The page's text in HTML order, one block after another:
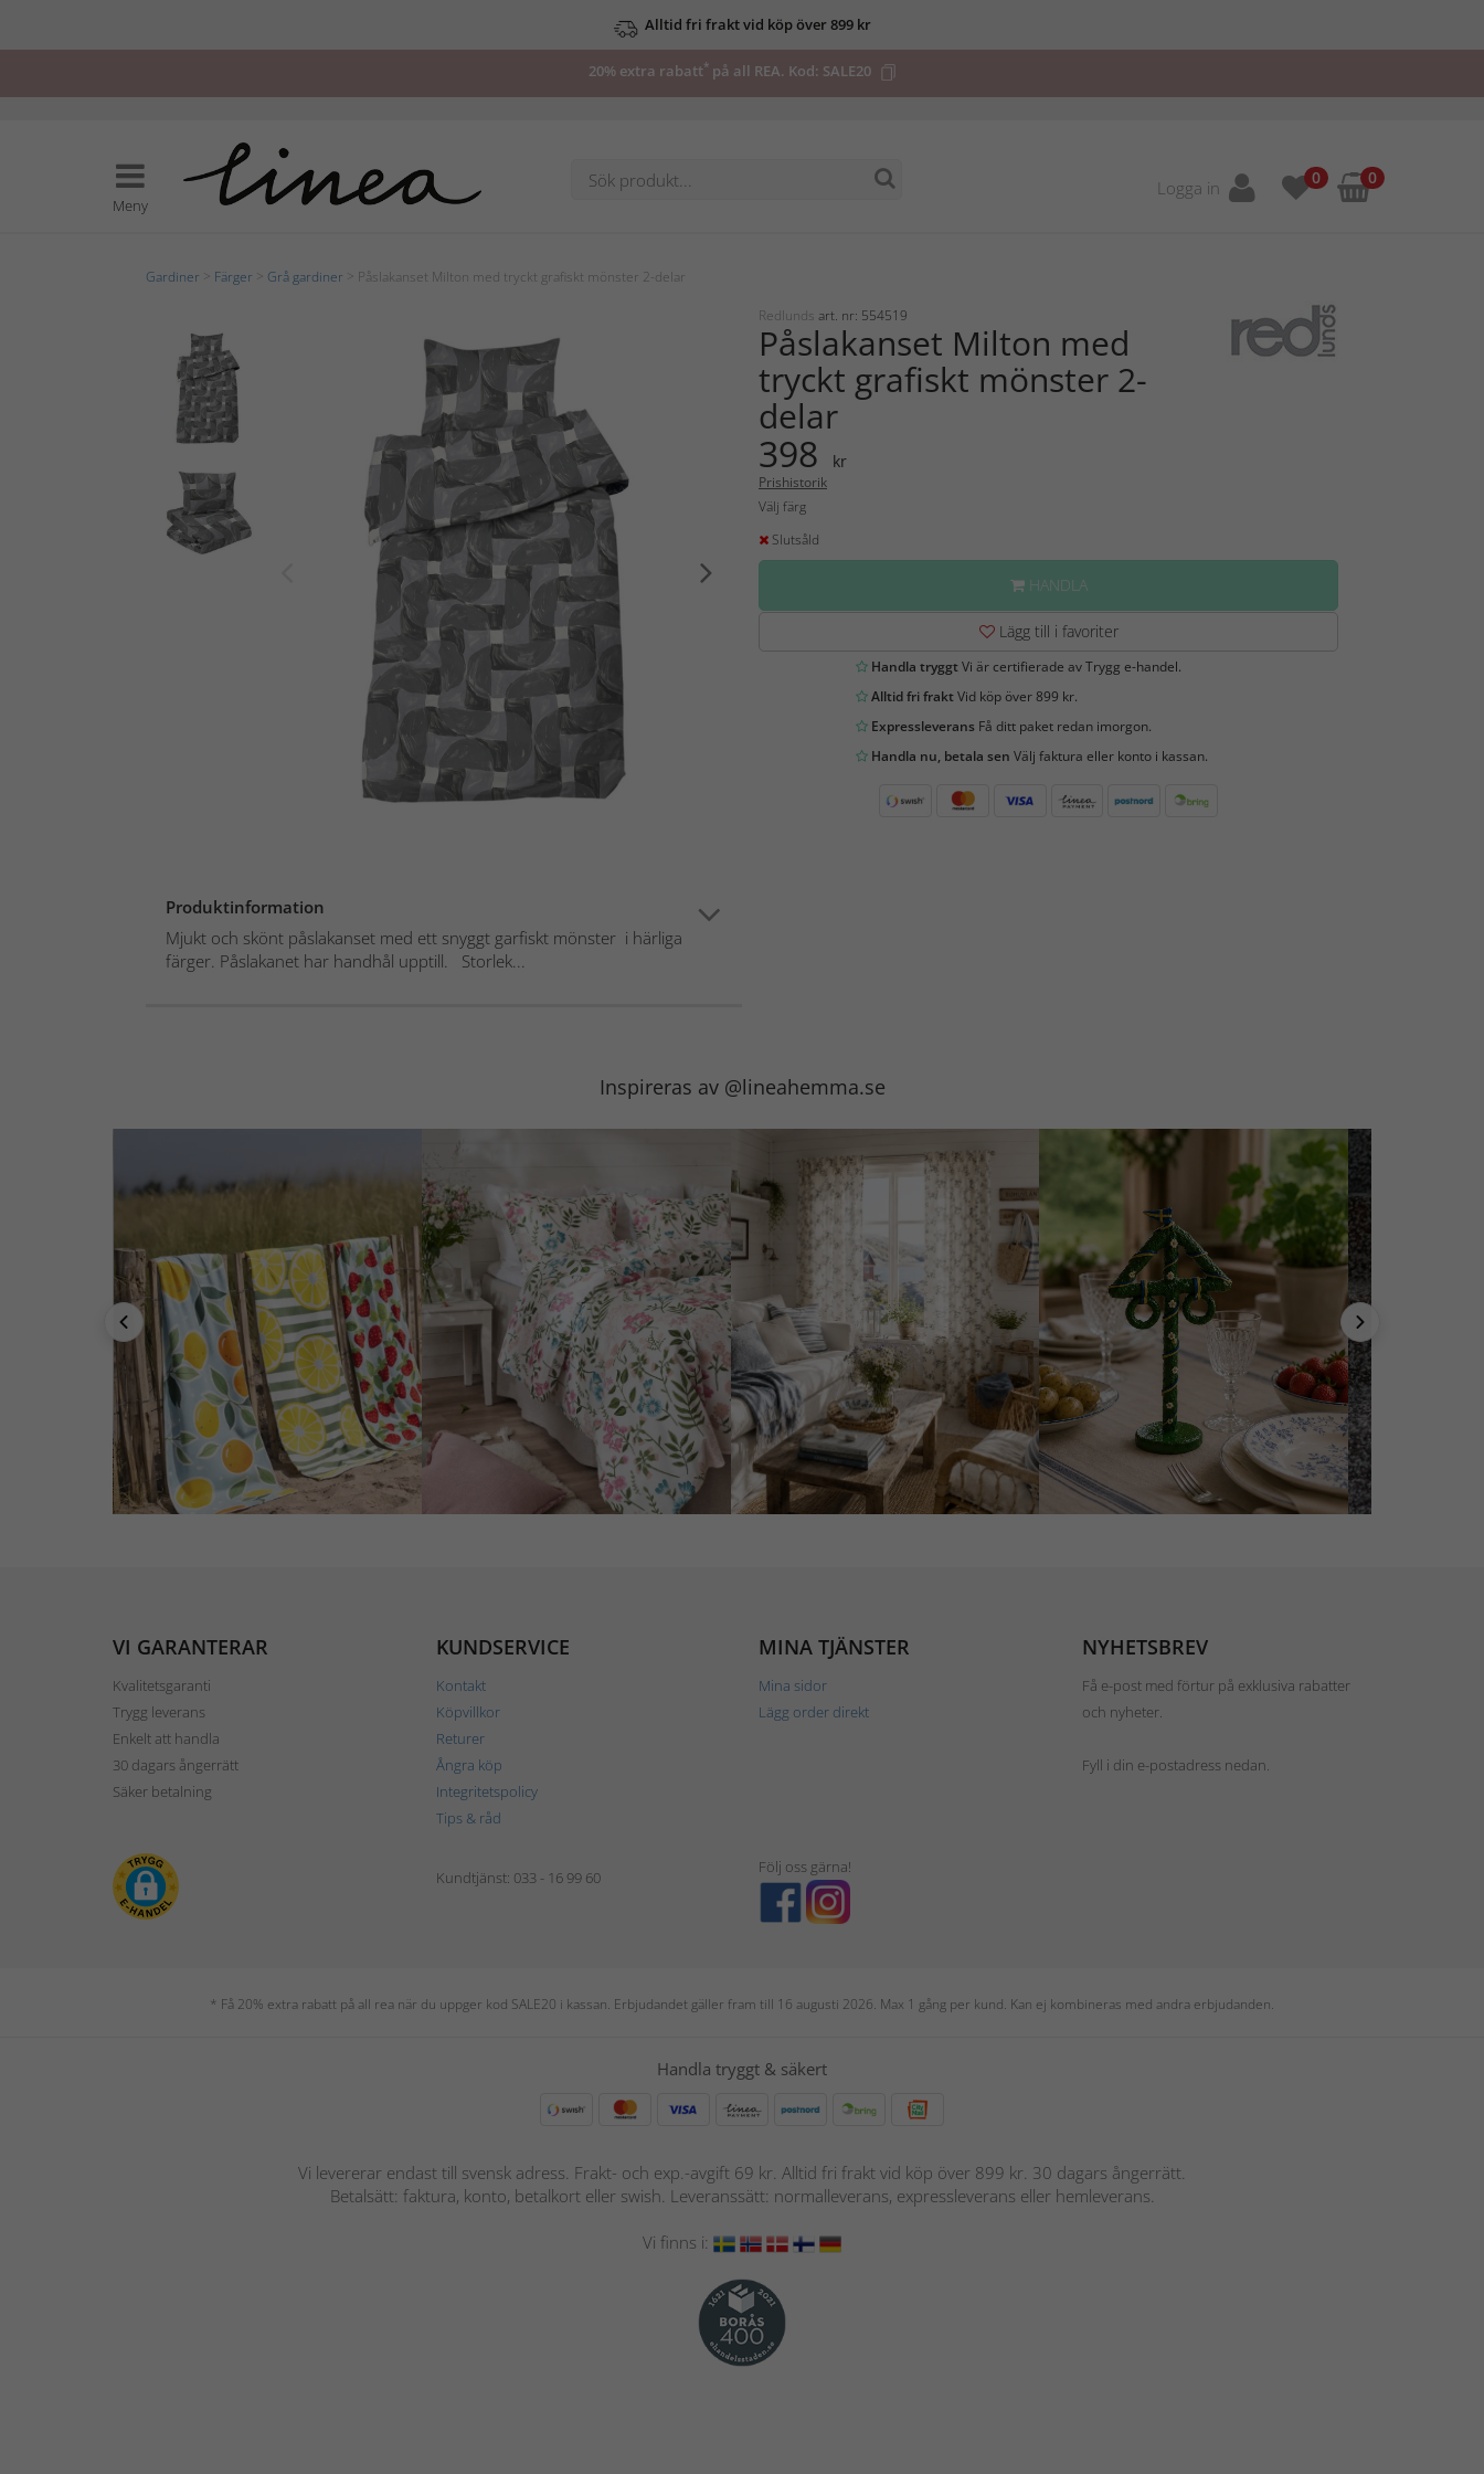
Alltid fri frakt vid köp över 899 kr
20% extra rabatt*på all REA. Kod: SALE20
Meny
Logga in 0 0
Gardiner Färger Grå gardiner > Påslakanset Milton med tryckt grafiskt mönster 2-delar
Produktinformation
Mjukt och skönt påslakanset med ett snyggt garfiskt mönster i härliga
färger. Påslakanet har handhål upptill. Storlek...
Redlunds art. nr: 554519
Påslakanset Milton med
tryckt grafiskt mönster 2-
delar
398 kr
Prishistorik
Välj färg
Slutsåld
HANDLA
Lägg till i favoriter
Handla tryggtVi är certifierade av Trygg e-handel.
Alltid fri fraktVid köp över 899 kr.
ExpressleveransFå ditt paket redan imorgon.
Handla nu, betala sen Välj faktura eller konto i kassan.
Inspireras av @lineahemma.se
VI GARANTERAR
Kvalitetsgaranti
Trygg leverans
Enkelt att handla
30 dagars ångerrätt
Säker betalning
KUNDSERVICE
Kontakt
Köpvillkor
Returer
Ångra köp
Integritetspolicy
Tips & råd
MINA TJÄNSTER
Mina sidor
Lägg order direkt
NYHETSBREV
Få e-post med förtur på exklusiva rabatter
och nyheter.
Fyll i din e-postadress nedan.
Kundtjänst: 033 - 16 99 60
Följ oss gärna!
* Få 20% extra rabatt på all rea när du uppger kod SALE20 i kassan. Erbjudandet gäller fram till 16 augusti 2026. Max 1 gång per kund. Kan ej kombineras med andra erbjudanden.
Handla tryggt & säkert
Vi levererar endast till svensk adress. Frakt- och exp.-avgift 69 kr. Alltid fri frakt vid köp över 899 kr. 30 dagars ångerrätt.
Betalsätt: faktura, konto, betalkort eller swish. Leveranssätt: normalleverans, expressleverans eller hemleverans.
Vi finns i: